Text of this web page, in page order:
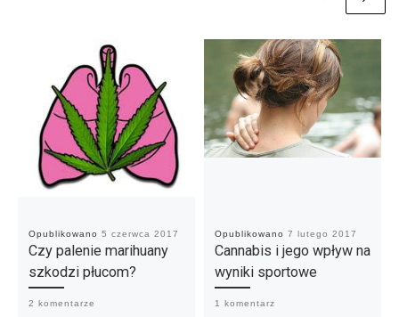
Opublikowano 5 czerwca 2017
Czy palenie marihuany
szkodzi płucom?
2 komentarze
Opublikowano 7 lutego 2017
Cannabis i jego wpływ na
wyniki sportowe
1 komentarz